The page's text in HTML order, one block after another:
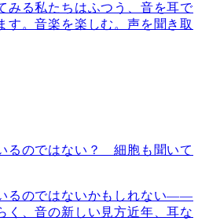
みる私たちはふつう、音を耳で
す。音楽を楽しむ。声を聞き取
るのではない？ 細胞も聞いて
るのではないかもしれない――
く、音の新しい見方近年、耳な